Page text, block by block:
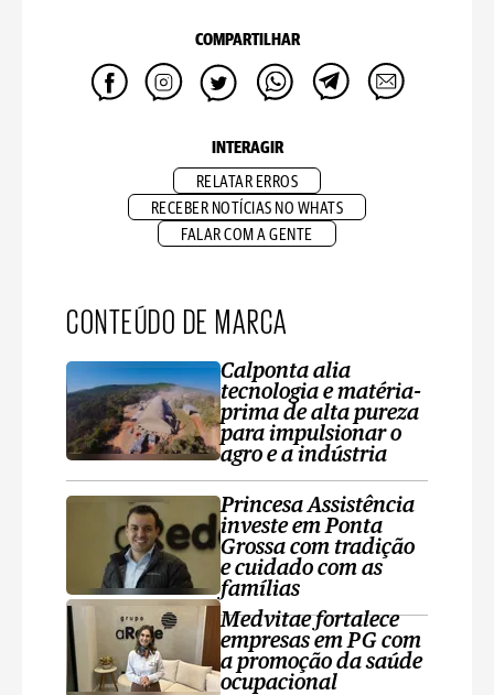
COMPARTILHAR
INTERAGIR
RELATAR ERROS
RECEBER NOTÍCIAS NO WHATS
FALAR COM A GENTE
CONTEÚDO DE MARCA
Calponta alia
tecnologia e matéria-
prima de alta pureza
para impulsionar o
agro e a indústria
Princesa Assistência
investe em Ponta
Grossa com tradição
e cuidado com as
famílias
Medvitae fortalece
empresas em PG com
a promoção da saúde
ocupacional